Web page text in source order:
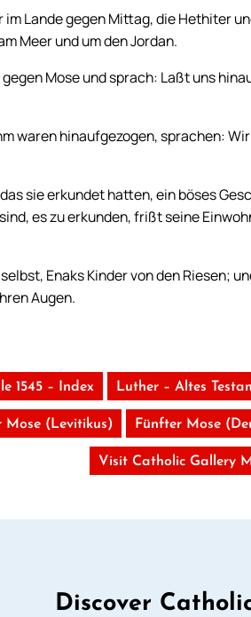
Lande gegen Mittag, die Hethiter
Meer und um den Jordan.
Mose und sprach: Laßt uns
waren hinaufgezogen, sprachen:
sie erkundet hatten, ein böses
es zu erkunden, frißt seine
Enaks Kinder von den Riesen;
Augen.
1545 – Index Luther – Altes
Mose (Levitikus) Fünfter Mose
Visit Catholic Gallery
Discover